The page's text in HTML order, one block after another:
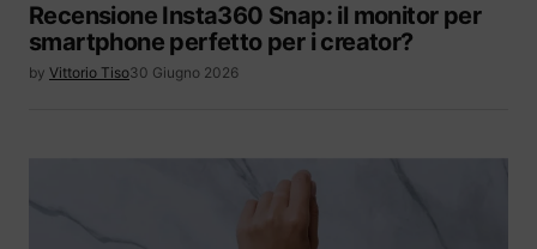
Recensione Insta360 Snap: il monitor per
smartphone perfetto per i creator?
by Vittorio Tiso30 Giugno 2026